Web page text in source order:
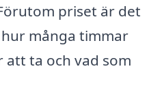
priset är det
många timmar
ta och vad som